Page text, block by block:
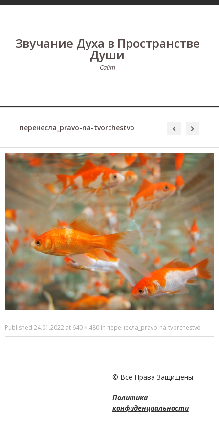
Звучание Духа в Пространстве
Души
Сайт
перенесла_pravo-na-tvorchestvo
Published 24.01.2022 at 640 × 480 in перенесла_pravo-na-tvorchestvo
© Все Права Защищены
Политика
конфиденциальности